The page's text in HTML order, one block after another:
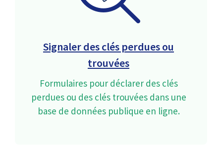
Signaler des clés perdues ou
trouvées
Formulaires pour déclarer des clés
perdues ou des clés trouvées dans une
base de données publique en ligne.